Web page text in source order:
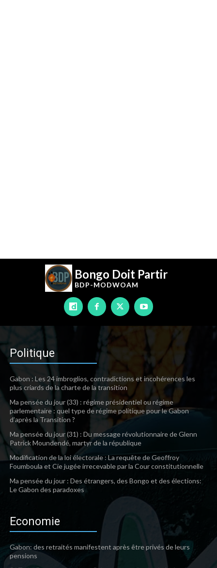
Bongo Doit Partir
BDP-MODWOAM
Politique
Gabon : Les 24 imbroglios, contradictions et incohérences les
plus criards de la charte de la transition
Ma pensée du jour (33) : régime présidentiel ou régime
parlementaire : quel type de régime politique pour le Gabon
d’après la Transition ?
Ma pensée du jour (31) : Du message révolutionnaire de Glenn
Patrick Moundendé, martyr de la république
Modification de la loi électorale : La requête de Geoffroy
Foumboula et Cie jugée irrecevable par la Cour constitutionnelle
Ma pensée du jour : Des étrangers, des Bongo et des élections:
Le Gabon des paradoxes
Economie
Gabon: des retraités manifestent après être privés de leurs
pensions